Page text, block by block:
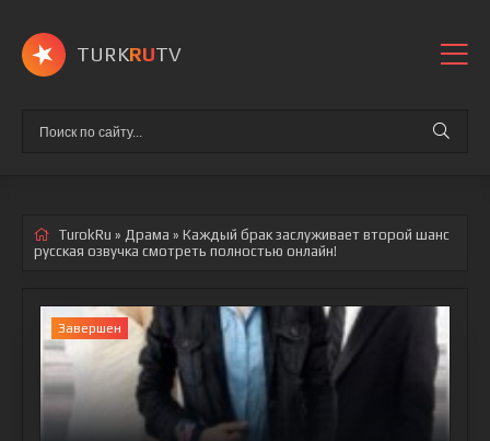
TURKRUTV
TurokRu » Драма » Каждый брак заслуживает второй шанс
русская озвучка смотреть полностью онлайн!
Завершен